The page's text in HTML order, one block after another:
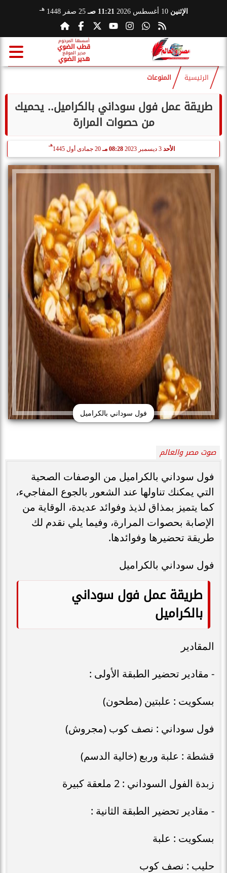
الإثنين 10 أغسطس 2026 11:21 صـ 25 صفر 1448 هـ
أسسها المرحوم
قطب الضوي
مدير الموقع
هدير الضوي
الرئيسية المنوعات
طريقة عمل فول سوداني بالكراميل.. يحميك
من حصوات المرارة
الأحد 3 ديسمبر 2023 08:28 مـ 20 جمادى أول 1445
هـ
فول سوداني بالكراميل
صوت مصر والعالم
فول سوداني بالكراميل من الوصفات الصحية
التي يمكنك تناولها عند الشعور بالجوع المفاجيء،
كما يتميز بمذاق لذيذ وفوائد عديدة، الوقاية من
الإصابة بحصوات المرارة، وفيما يلي نقدم لك
طريقة تحضيرها وفوائدها.
فول سوداني بالكراميل
طريقة عمل فول سوداني
بالكراميل
المقادير
- مقادير تحضير الطبقة الأولى :
بسكويت : علبتين (مطحون)
فول سوداني : نصف كوب (مجروش)
قشطة : علبة وربع (خالية الدسم)
زبدة الفول السوداني : 2 ملعقة كبيرة
- مقادير تحضير الطبقة الثانية :
بسكويت : علبة
حليب : نصف كوب